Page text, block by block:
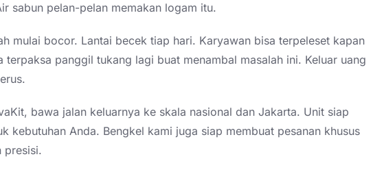
sabun pelan-pelan memakan logam itu.
mulai bocor. Lantai becek tiap hari. Karyawan bisa terpeleset kapan
terpaksa panggil tukang lagi buat menambal masalah ini. Keluar uang
bawa jalan keluarnya ke skala nasional dan Jakarta. Unit siap
kebutuhan Anda. Bengkel kami juga siap membuat pesanan khusus
presisi.